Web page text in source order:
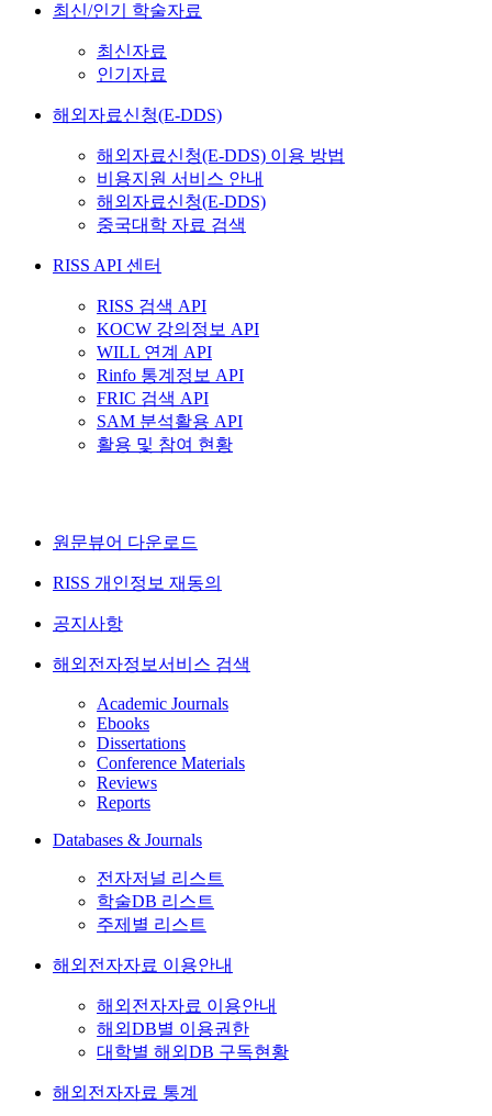
최신/인기 학술자료
최신자료
인기자료
해외자료신청(E-DDS)
해외자료신청(E-DDS) 이용 방법
비용지원 서비스 안내
해외자료신청(E-DDS)
중국대학 자료 검색
RISS API 센터
RISS 검색 API
KOCW 강의정보 API
WILL 연계 API
Rinfo 통계정보 API
FRIC 검색 API
SAM 분석활용 API
활용 및 참여 현황
원문뷰어 다운로드
RISS 개인정보 재동의
공지사항
해외전자정보서비스 검색
Academic Journals
Ebooks
Dissertations
Conference Materials
Reviews
Reports
Databases & Journals
전자저널 리스트
학술DB 리스트
주제별 리스트
해외전자자료 이용안내
해외전자자료 이용안내
해외DB별 이용권한
대학별 해외DB 구독현황
해외전자자료 통계